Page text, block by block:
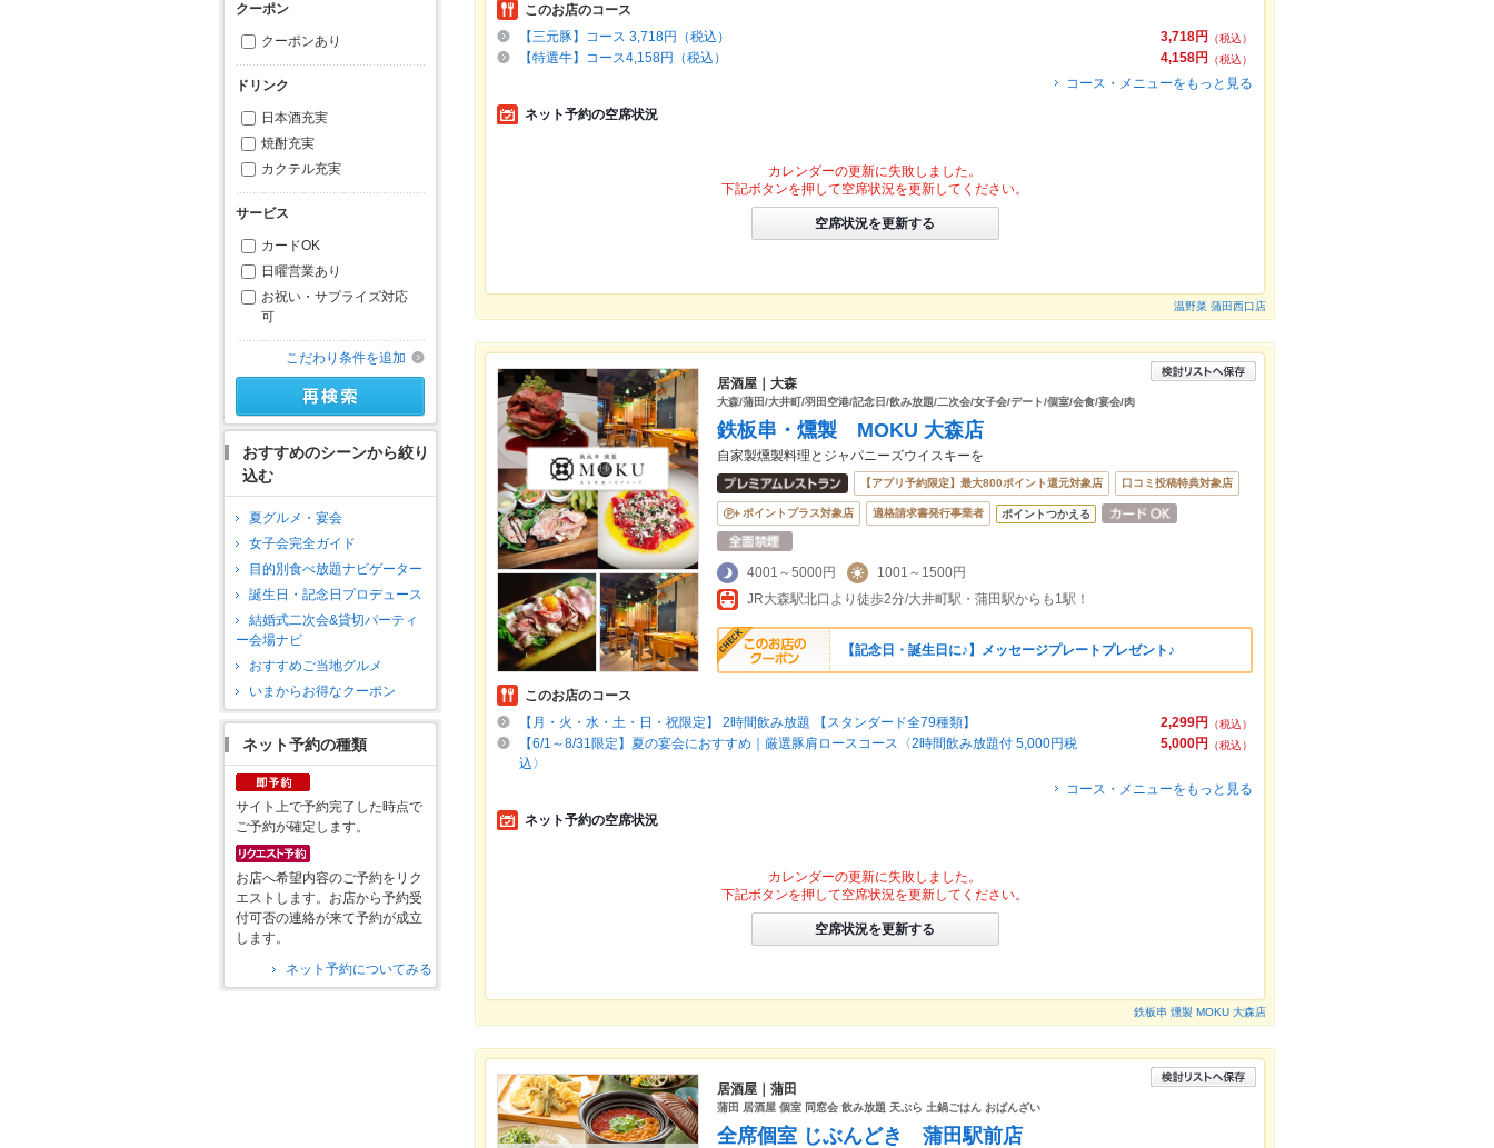
クーポン
クーポンあり
ドリンク
日本酒充実
焼酎充実
カクテル充実
サービス
カードOK
日曜営業あり
お祝い・サプライズ対応
可
こだわり条件を追加
おすすめのシーンから絞り
込む
夏グルメ・宴会
女子会完全ガイド
目的別食べ放題ナビゲーター
誕生日・記念日プロデュース
結婚式二次会&貸切パーティ
ー会場ナビ
おすすめご当地グルメ
いまからお得なクーポン
ネット予約の種類
サイト上で予約完了した時点で
ご予約が確定します。
お店へ希望内容のご予約をリク
エストします。お店から予約受
付可否の連絡が来て予約が成立
します。
ネット予約についてみる
このお店のコース
3,718円
（税込）
【三元豚】コース 3,718円（税込）
4,158円
（税込）
【特選牛】コース4,158円（税込）
コース・メニューをもっと見る
ネット予約の空席状況
カレンダーの更新に失敗しました。
下記ボタンを押して空席状況を更新してください。
空席状況を更新する
温野菜 蒲田西口店
居酒屋｜大森
大森/蒲田/大井町/羽田空港/記念日/飲み放題/二次会/女子会/デート/個室/会食/宴会/肉
鉄板串・燻製 MOKU 大森店
自家製燻製料理とジャパニーズウイスキーを
【アプリ予約限定】最大800ポイント還元対象店 口コミ投稿特典対象店
ポイントプラス対象店 適格請求書発行事業者 ポイントつかえる
4001～5000円
1001～1500円
JR大森駅北口より徒歩2分/大井町駅・蒲田駅からも1駅！
【記念日・誕生日に♪】メッセージプレートプレゼント♪
このお店のコース
2,299円
（税込）
【月・火・水・土・日・祝限定】 2時間飲み放題 【スタンダード全79種類】
5,000円
（税込）
【6/1～8/31限定】夏の宴会におすすめ｜厳選豚肩ロースコース〈2時間飲み放題付 5,000円税
込〉
コース・メニューをもっと見る
ネット予約の空席状況
カレンダーの更新に失敗しました。
下記ボタンを押して空席状況を更新してください。
空席状況を更新する
鉄板串 燻製 MOKU 大森店
居酒屋｜蒲田
蒲田 居酒屋 個室 同窓会 飲み放題 天ぷら 土鍋ごはん おばんざい
全席個室 じぶんどき 蒲田駅前店